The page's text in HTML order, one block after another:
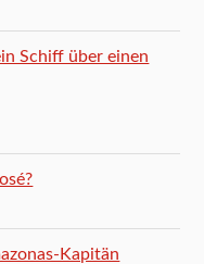
Schiff über einen
Kapitän